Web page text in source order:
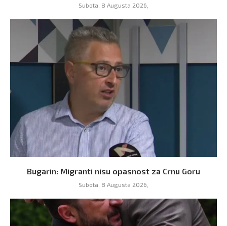
Subota, 8 Augusta 2026,
Bugarin: Migranti nisu opasnost za Crnu Goru
Subota, 8 Augusta 2026,